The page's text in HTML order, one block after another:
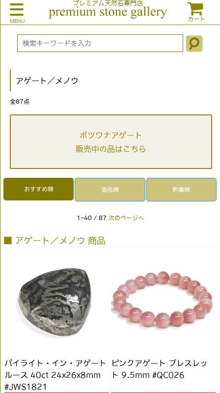
プレミアム天然石専門店
カート
アゲート／メノウ
全87点
ボツワナアゲート
販売中の品はこちら
おすすめ順 価格順 新着順
1-40 / 87 次のページへ
■ アゲート／メノウ 商品
パイライト・イン・アゲート
ルース 40ct 24x26x8mm
#JWS1821
ピンクアゲート ブレスレッ
ト 9.5mm #QC026